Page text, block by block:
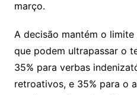
março.
A decisão mantém o
que podem ultrapassar o
35% para verbas
retroativos, e 35% para o